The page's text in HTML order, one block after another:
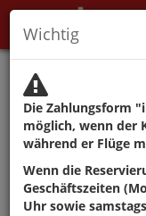
Die
Wichtig
Die Zahlungsform
möglich, wenn der
während er Flüge
Wenn die
Geschäftszeiten
Uhr sowie